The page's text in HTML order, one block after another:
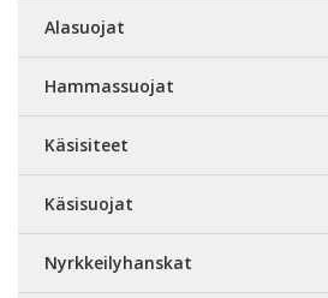
Alasuojat
Hammassuojat
Käsisiteet
Käsisuojat
Nyrkkeilyhanskat